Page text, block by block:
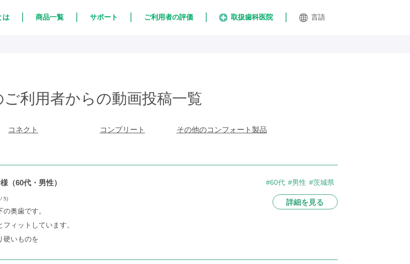
は 商品一覧 サポート ご利用者の評価 取扱歯科医院 言語
ご利用者からの動画投稿一覧
コネクト コンプリート その他のコンフォート製品
（60代・男性）
5)
奥歯です。
ィットしています。
硬いものを
#60代 #男性 #茨城県
詳細を見る